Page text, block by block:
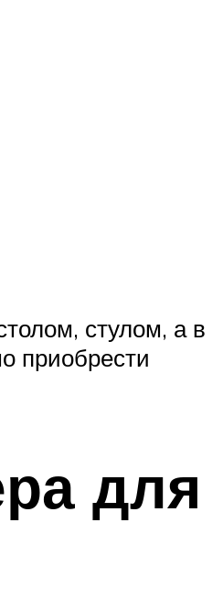
стулом, а в
приобрести
для